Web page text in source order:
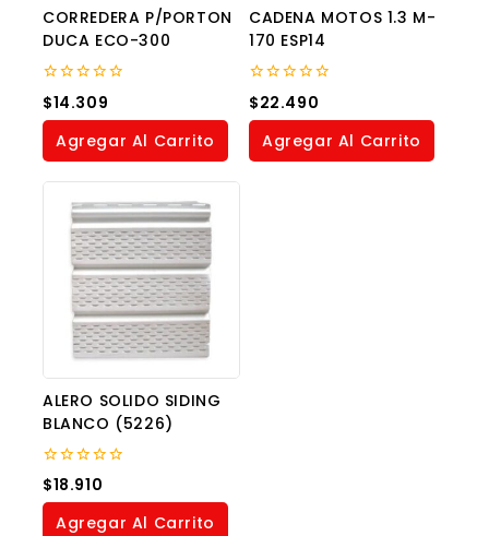
CORREDERA P/PORTON
DUCA ECO-300
0
out
of
$14.309
Agregar Al Carrito
CADENA MOTOS 1.3 M-
170 ESP14
0
out
of
$22.490
Agregar Al Carrito
ALERO SOLIDO SIDING
BLANCO (5226)
0
out
of
$18.910
Agregar Al Carrito